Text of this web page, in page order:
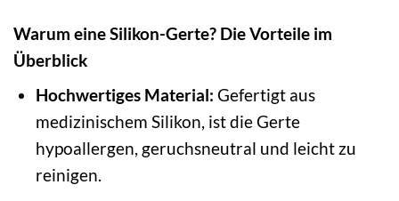
Warum eine Silikon-Gerte? Die Vorteile im
Überblick
Hochwertiges Material: Gefertigt aus
medizinischem Silikon, ist die Gerte
hypoallergen, geruchsneutral und leicht zu
reinigen.